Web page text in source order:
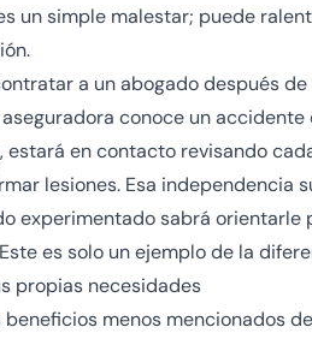
un simple malestar; puede
a un abogado después
conoce un
estará en contacto revisando
lesiones. Esa independencia
experimentado sabrá
es solo un ejemplo de la
propias necesidades
beneficios menos mencionados